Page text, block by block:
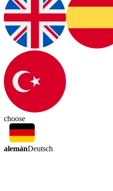
choose
alemánDeutsch